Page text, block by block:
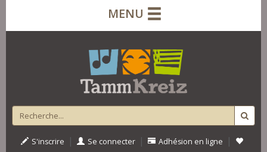
MENU
S'inscrire | Se connecter | Adhésion en ligne |